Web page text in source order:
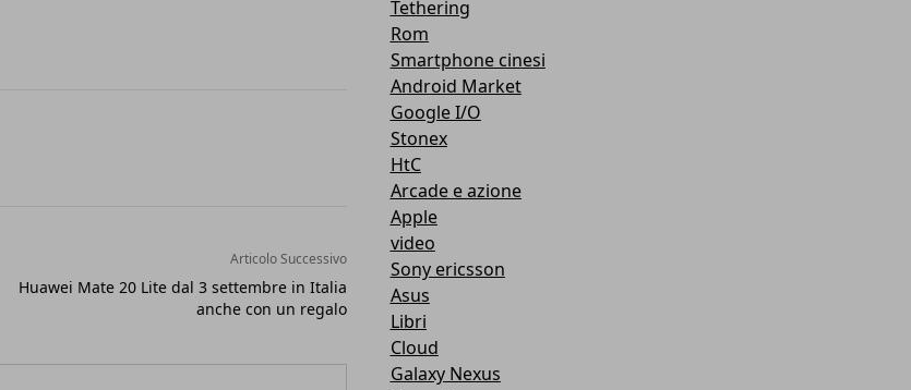
Articolo Successivo
Huawei Mate 20 Lite dal 3 settembre in Italia
anche con un regalo
Tethering
Rom
Smartphone cinesi
Android Market
Google I/O
Stonex
HtC
Arcade e azione
Apple
video
Sony ericsson
Asus
Libri
Cloud
Galaxy Nexus